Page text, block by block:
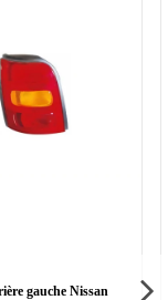
gauche Nissan